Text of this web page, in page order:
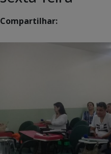
Compartilhar: